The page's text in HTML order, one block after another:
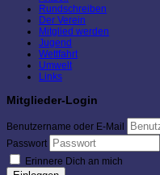
Rundschreiben
Der Verein
Mitglied werden
Jugend
Wettfahrt
Umwelt
Links
Mitglieder-Login
Benutzername oder E-Mail
Passwort
Erinnere Dich an mich